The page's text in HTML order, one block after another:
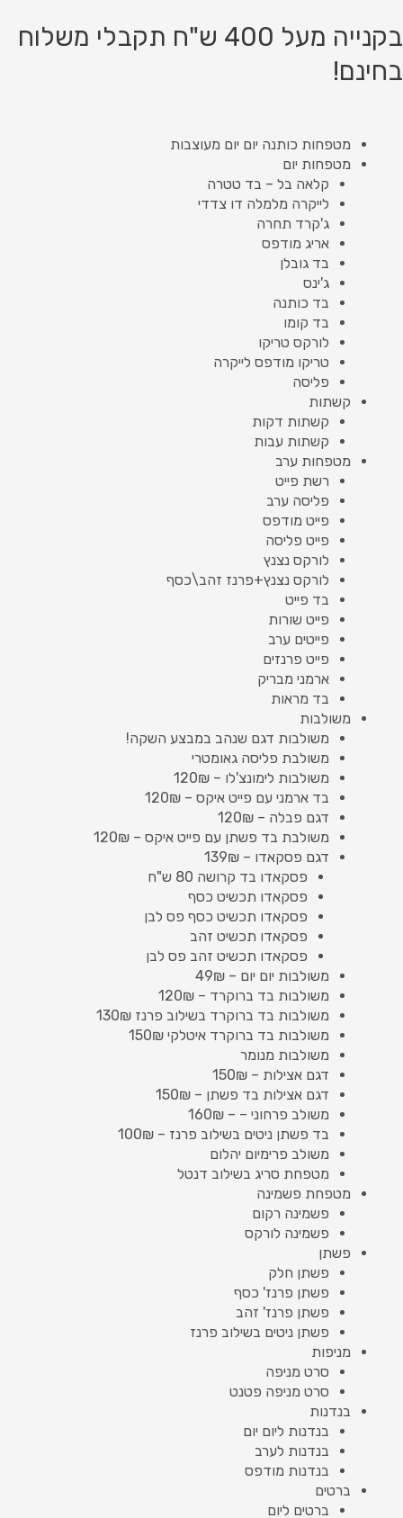
לתוכן
בקנייה מעל 400 ש"ח תקבלי משלוח
בחינם!
מטפחות כותנה יום יום מעוצבות
מטפחות יום
קלאה בל – בד טטרה
לייקרה מלמלה דו צדדי
ג'קרד תחרה
אריג מודפס
בד גובלן
ג'ינס
בד כותנה
בד קומו
לורקס טריקו
טריקו מודפס לייקרה
פליסה
קשתות
קשתות דקות
קשתות עבות
מטפחות ערב
רשת פייט
פליסה ערב
פייט מודפס
פייט פליסה
לורקס נצנץ
לורקס נצנץ+פרנז זהב\כסף
בד פייט
פייט שורות
פייטים ערב
פייט פרנזים
ארמני מבריק
בד מראות
משולבות
משולבות דגם שנהב במבצע השקה!
משולבת פליסה גאומטרי
משולבות לימונצ'לו – 120₪
בד ארמני עם פייט איקס – 120₪
דגם פבלה – 120₪
משולבת בד פשתן עם פייט איקס – 120₪
דגם פסקאדו – 139₪
פסקאדו בד קרושה 80 ש"ח
פסקאדו תכשיט כסף
פסקאדו תכשיט כסף פס לבן
פסקאדו תכשיט זהב
פסקאדו תכשיט זהב פס לבן
משולבות יום יום – 49₪
משולבות בד ברוקרד – 120₪
משולבות בד ברוקרד בשילוב פרנז 130₪
משולבות בד ברוקרד איטלקי 150₪
משולבות מנומר
דגם אצילות – 150₪
דגם אצילות בד פשתן – 150₪
משולב פרחוני – – 160₪
בד פשתן ניטים בשילוב פרנז – 100₪
משולב פרימיום יהלום
מטפחת סריג בשילוב דנטל
מטפחת פשמינה
פשמינה רקום
פשמינה לורקס
פשתן
פשתן חלק
פשתן פרנז' כסף
פשתן פרנז' זהב
פשתן ניטים בשילוב פרנז
מניפות
סרט מניפה
סרט מניפה פטנט
בנדנות
בנדנות ליום יום
בנדנות לערב
בנדנות מודפס
ברטים
ברטים ליום